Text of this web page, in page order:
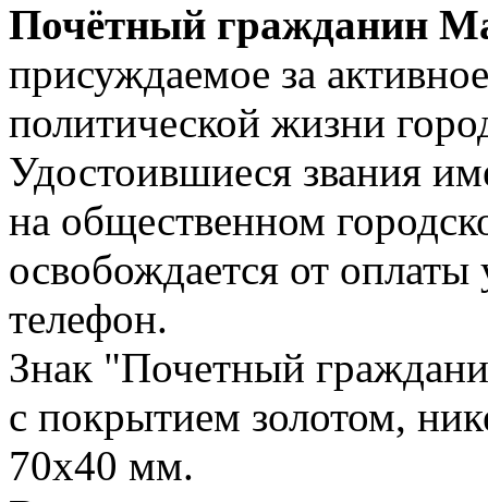
Почётный гражданин
присуждаемое за
политической жизни
Удостоившиеся звания
на общественном
освобождается от
телефон.
Знак "Почетный
с покрытием золотом,
70х40 мм.